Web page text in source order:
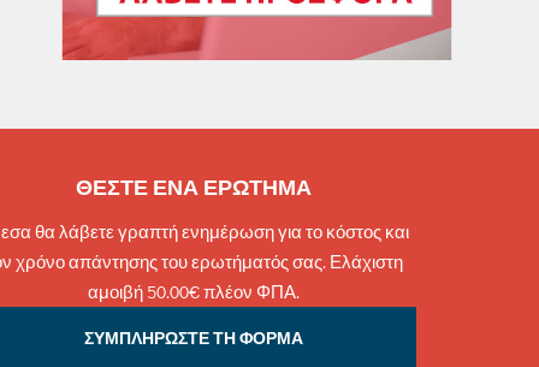
ΘΕΣΤΕ ΕΝΑ ΕΡΩΤΗΜΑ
θα λάβετε γραπτή ενημέρωση για το κόστος και
χρόνο απάντησης του ερωτήματός σας. Ελάχιστη
αμοιβή 50.00€ πλέον ΦΠΑ.
ΣΥΜΠΛΗΡΩΣΤΕ ΤΗ ΦΟΡΜΑ